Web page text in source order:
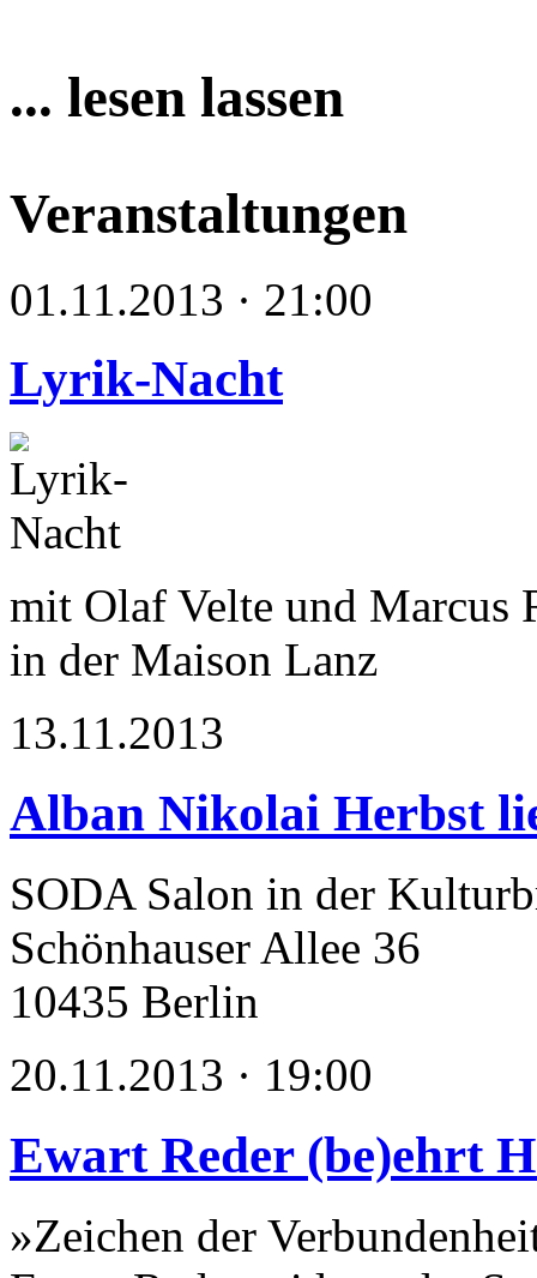
... lesen lassen
Veranstaltungen
01.11.2013 · 21:00
Lyrik-Nacht
mit Olaf Velte und Marcus
in der Maison Lanz
13.11.2013
Alban Nikolai Herbst
SODA Salon in der
Schönhauser Allee 36
10435 Berlin
20.11.2013 · 19:00
Ewart Reder (be)ehrt
»Zeichen der